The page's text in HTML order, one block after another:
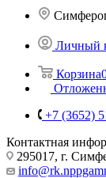
Личный
Корзина
+7 (3652)
Контактная
295017, г.